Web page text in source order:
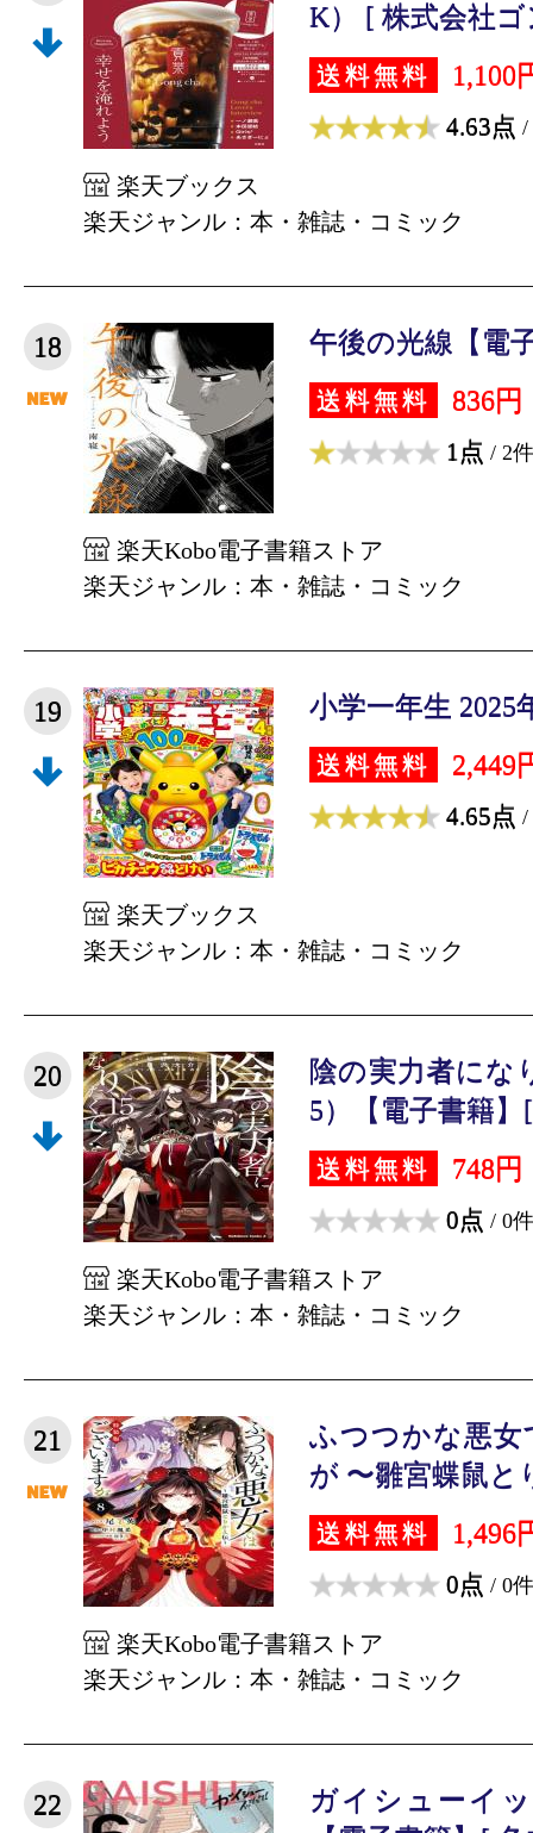
K） [ 株式会社
送料無料 1,100
4.63点 /
楽天ブックス
楽天ジャンル：本・雑誌・コミック
18 午後の光線【電
送料無料 836円
1点 / 2件
楽天Kobo電子書籍ストア
楽天ジャンル：本・雑誌・コミック
19 小学一年生 2025
送料無料 2,449
4.65点 /
楽天ブックス
楽天ジャンル：本・雑誌・コミック
20
陰の実力者に
5）【電子書籍
送料無料 748円
0点 / 0件
楽天Kobo電子書籍ストア
楽天ジャンル：本・雑誌・コミック
21
ふつつかな悪
が 〜雛宮蝶鼠と
送料無料 1,496
0点 / 0件
楽天Kobo電子書籍ストア
楽天ジャンル：本・雑誌・コミック
22
ガイシューイ